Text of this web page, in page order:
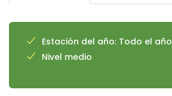
Estación del año: Todo el año
Nivel medio